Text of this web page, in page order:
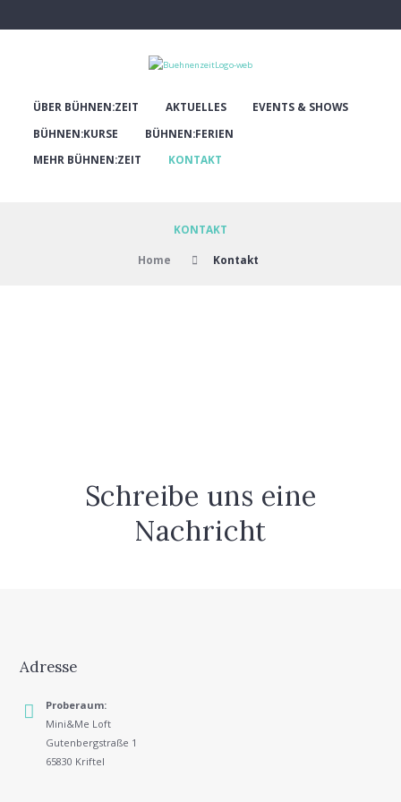
ÜBER BÜHNEN:ZEIT AKTUELLES
EVENTS & SHOWS
BÜHNEN:KURSE
BÜHNEN:FERIEN
MEHR BÜHNEN:ZEIT
KONTAKT
KONTAKT
Home Kontakt
Schreibe uns eine
Nachricht
Adresse
Proberaum:
Mini&Me Loft
Gutenbergstraße 1
65830 Kriftel